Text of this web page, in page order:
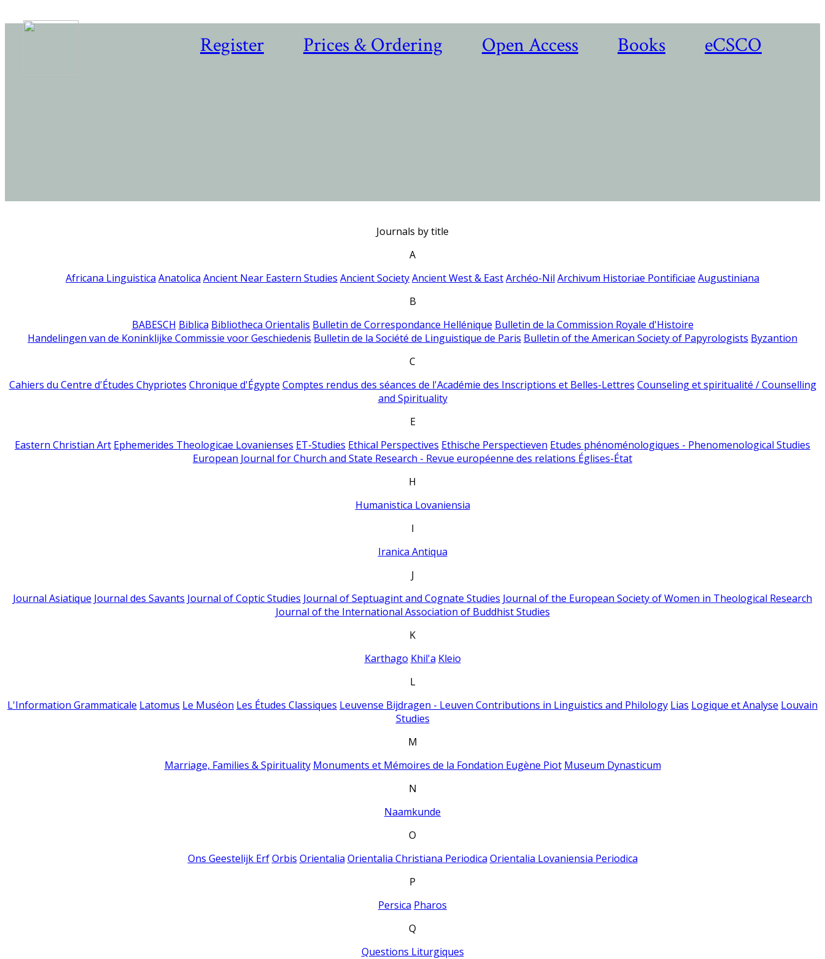
Register Prices & Ordering Open Access Books eCSCO
Journals by title
A
Africana Linguistica Anatolica Ancient Near Eastern Studies Ancient SocietyAncient West & EastArchéo-Nil Archivum Historiae Pontificiae Augustiniana
B
BABESCH Biblica Bibliotheca Orientalis Bulletin de Correspondance Hellénique Bulletin de la Commission Royale d'Histoire
Handelingen van de Koninklijke Commissie voor Geschiedenis Bulletin de la Société de Linguistique de Paris Bulletin of the American Society of Papyrologists Byzantion
C
Cahiers du Centre d'Études Chypriotes Chronique d'Égypte Comptes rendus des séances de l'Académie des Inscriptions et Belles-Lettres Counseling et spiritualité / Counselling
and Spirituality
E
Eastern Christian Art Ephemerides Theologicae Lovanienses ET-Studies Ethical Perspectives Ethische Perspectieven Etudes phénoménologiques - Phenomenological Studies
European Journal for Church and State Research - Revue européenne des relations Églises-État
H
Humanistica Lovaniensia
I
Iranica Antiqua
J
Journal Asiatique Journal des Savants Journal of Coptic Studies Journal of Septuagint and Cognate Studies Journal of the European Society of Women in Theological Research
Journal of the International Association of Buddhist Studies
K
Karthago Khil'a Kleio
L
L'Information Grammaticale Latomus Le Muséon Les Études Classiques Leuvense Bijdragen - Leuven Contributions in Linguistics and Philology Lias Logique et Analyse Louvain
Studies
M
Marriage, Families & Spirituality Monuments et Mémoires de la Fondation Eugène Piot Museum Dynasticum
N
Naamkunde
O
Ons Geestelijk Erf Orbis Orientalia Orientalia Christiana Periodica Orientalia Lovaniensia Periodica
P
Persica Pharos
Q
Questions Liturgiques